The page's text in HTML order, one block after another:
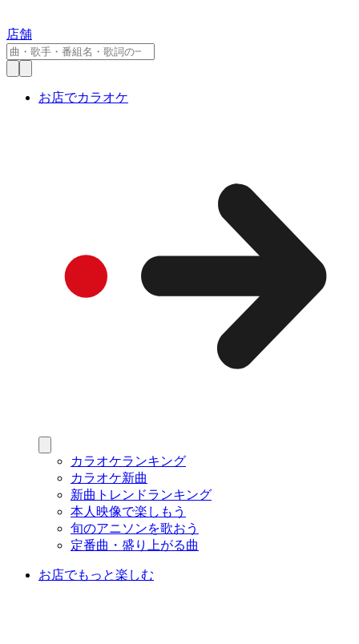
店舗
お店でカラオケ
カラオケランキング
カラオケ新曲
新曲トレンドランキング
本人映像で楽しもう
旬のアニソンを歌おう
定番曲・盛り上がる曲
お店でもっと楽しむ